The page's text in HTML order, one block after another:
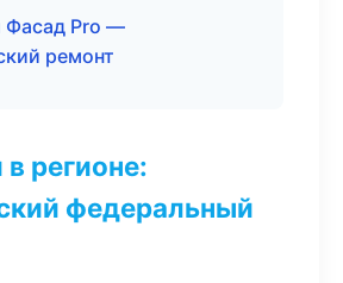
Pro —
ремонт
регионе:
федеральный